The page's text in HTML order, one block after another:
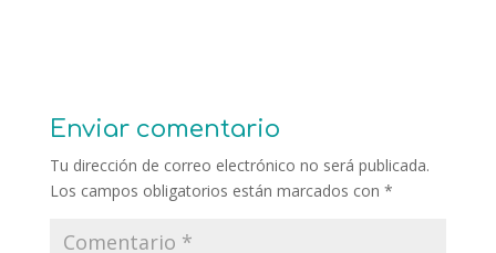
Enviar comentario
Tu dirección de correo electrónico no será publicada.
Los campos obligatorios están marcados con *